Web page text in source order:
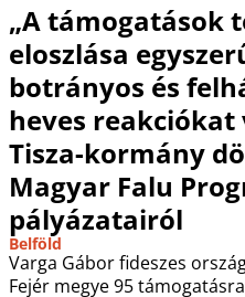
„A támogatások
eloszlása
botrányos és
heves
Tisza-kormány
Magyar Falu
pályázatairól
Belföld
Varga Gábor fideszes
Fejér megye 95